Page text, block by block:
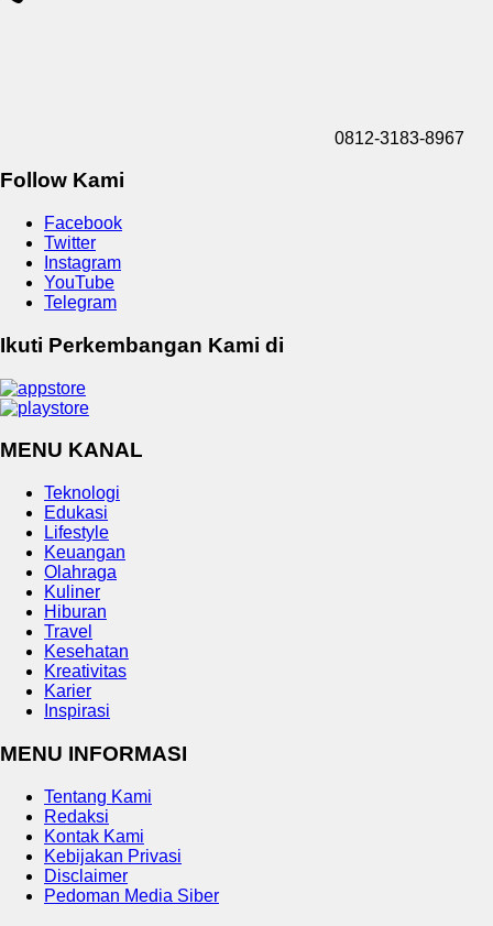
0812-3183-8967
Follow Kami
Facebook
Twitter
Instagram
YouTube
Telegram
Ikuti Perkembangan Kami di
MENU KANAL
Teknologi
Edukasi
Lifestyle
Keuangan
Olahraga
Kuliner
Hiburan
Travel
Kesehatan
Kreativitas
Karier
Inspirasi
MENU INFORMASI
Tentang Kami
Redaksi
Kontak Kami
Kebijakan Privasi
Disclaimer
Pedoman Media Siber